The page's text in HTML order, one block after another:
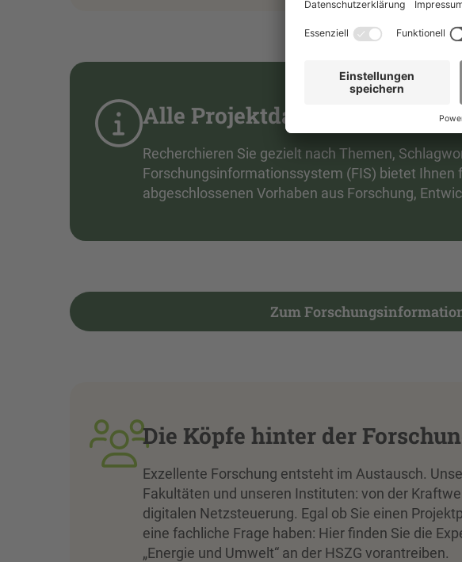
Alle Projektdaten im Zugriff
Recherchieren Sie gezielt nach Themen,
Forschungsinformationssystem (FIS) bietet Ihnen
abgeschlossenen Vorhaben aus Forschung,
Zum
Die Köpfe hinter der
Exzellente Forschung entsteht im Austausch.
Fakultäten und unseren Instituten: von der
digitalen Netzsteuerung. Egal ob Sie einen
eine fachliche Frage haben: Hier finden Sie die
„Energie und Umwelt“ an der HSZG vorantreiben.